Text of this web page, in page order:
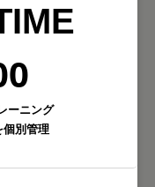
ーニング
個別管理